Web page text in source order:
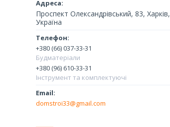
Проспект Олександрівський, 83, Харків,
Україна
+380 (66) 037-33-31
Будматеріали
+380 (96) 610-33-31
Інструмент та комплектуючі
domstroi33@gmail.com